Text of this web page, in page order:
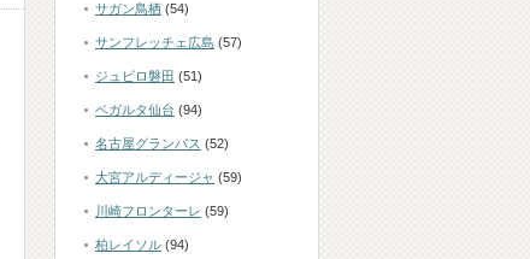
サガン鳥栖 (54)
サンフレッチェ広島 (57)
ジュビロ磐田 (51)
ベガルタ仙台 (94)
名古屋グランパス (52)
大宮アルディージャ (59)
川崎フロンターレ (59)
柏レイソル (94)